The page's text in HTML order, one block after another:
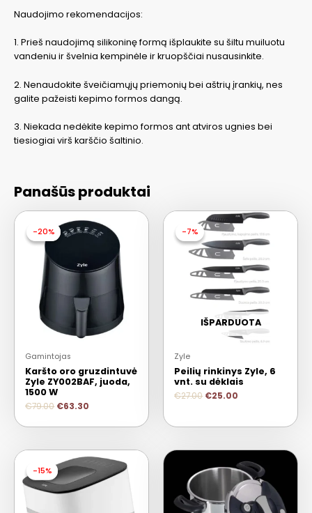
Naudojimo rekomendacijos:
1. Prieš naudojimą silikoninę formą išplaukite su šiltu muiluotu
vandeniu ir švelnia kempinėle ir kruopščiai nusausinkite.
2. Nenaudokite šveičiamųjų priemonių bei aštrių įrankių, nes
galite pažeisti kepimo formos dangą.
3. Niekada nedėkite kepimo formos ant atviros ugnies bei
tiesiogiai virš karščio šaltinio.
Panašūs produktai
-20%
-20%
Gamintojas
Karšto oro gruzdintuvė
Zyle ZY002BAF, juoda,
1500 W
€79.00 €63.30
-7%
IŠPARDUOTA
-7%
Zyle
Peilių rinkinys Zyle, 6
vnt. su dėklais
€27.00 €25.00
-15%
-15%